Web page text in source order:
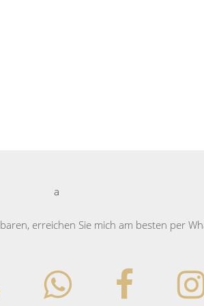
erreichen Sie mich am besten per